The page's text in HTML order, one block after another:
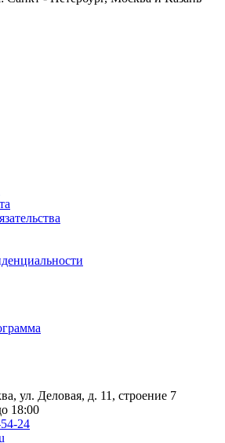
ул. Деловая, д. 11, строение 7
18:00
24